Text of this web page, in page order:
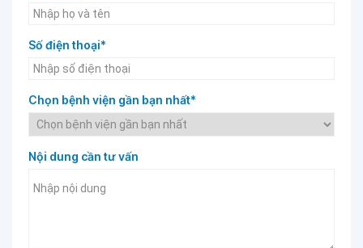
Số điện thoại*
Chọn bệnh viện gần bạn nhất*
Nội dung cần tư vấn